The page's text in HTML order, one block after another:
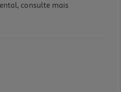
consulte mais